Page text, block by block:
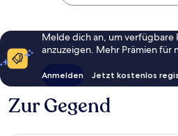
Melde dich an, um verfügbare
anzuzeigen. Mehr Prämien für
Anmelden Jetzt kostenlos
Zur Gegend